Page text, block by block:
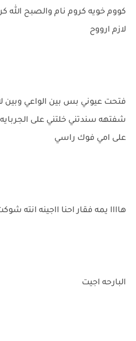
كووم خويه كروم نام والصبح الله
لازم ارووح
فتحت عيوني بس بين الواعي وبين
شفتهه سندتني خلتني على
على امي فوك راسي
هاااا يمه فقار احنا ااجينه انته
البارحه اجيت